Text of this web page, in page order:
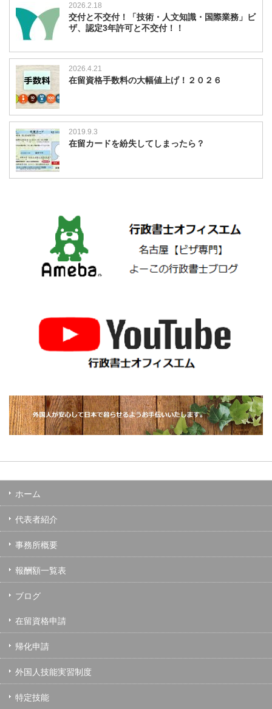
2026.2.18
交付と不交付！「技術・人文知識・国際業務」ビ
ザ、認定3年許可と不交付！！
2026.4.21
在留資格手数料の大幅値上げ！２０２６
2019.9.3
在留カードを紛失してしまったら？
ホーム
代表者紹介
事務所概要
報酬額一覧表
ブログ
在留資格申請
帰化申請
外国人技能実習制度
特定技能